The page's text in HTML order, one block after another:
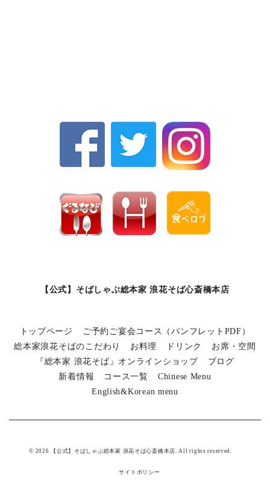
【公式】そばしゃぶ総本家 浪花そば心斎橋本店
トップページ
ご予約ご宴会コース（パンフレットPDF）
総本家浪花そばのこだわり
お料理 ドリンク
お席・空間
『総本家 浪花そば』オンラインショップ
ブログ
新着情報
コース一覧
Chinese Menu
English&Korean menu
© 2026 【公式】そばしゃぶ総本家 浪花そば心斎橋本店. All rights reserved.
サイトポリシー